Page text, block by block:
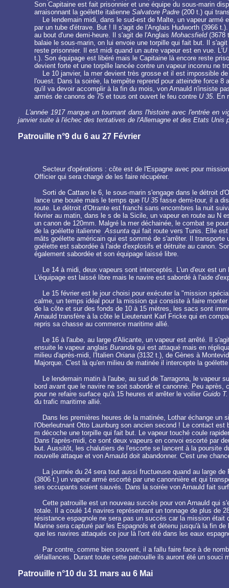
Son Capitaine est fait prisonnier et une équipe du sous-marin
arraisonnant la goélette italienne Salvatore Padre(200 t.) qui
Le lendemain midi, dans le sud-est de Malte, un vapeur
par un tube d'étrave. But ! Il s'agit de l'Anglais Hudworth (3966
au bout d'une demi-heure. Il s'agit de l'Anglais Mohacsfield(3678
balaie le sous-marin, on lui envoie une torpille qui fait but. Il
reste prisonnier. Il est midi quand un autre vapeur est en vue. L'U
t.). Son équipage est libéré mais le Capitaine là encore reste
devient forte et une torpille lancée contre un vapeur inconnu ne
Le 10 janvier, la mer devient très grosse et il est impossible
l'ouest. Dans la soirée, la tempête reprend pour atteindre force 8
qu'il va devoir accomplir à la fin du mois, von Arnauld n'insiste
armés de canons de 75 et tous ont ouvert le feu contre U 35. En
L'année 1917 marque un tournant dans l'histoire avec l'entrée en
janvier suite à l'échec des tentatives de l'Allemagne et des Etats Unis
Patrouille n°9 du 6 au 27 Février
Secteur d'opérations : côte est de l'Espagne avec pour
Officier qui sera chargé de les faire récupérer.
Sorti de Cattaro le 6, le sous-marin s'engage dans le détroit
lance une bouée mais le temps que l'U 35fasse demi-tour, il a
route. Le détroit d'Otrante est franchi sans encombres la nuit
février au matin, dans le s de la Sicile, un vapeur en route au N
un canon de 120mm. Malgré la mer déchainée, le combat se
de la goélette italienneAssuntaqui fait route vers Tunis. Elle est
mâts goélette américain qui est sommé de s'arrêter. Il
goélette est sabordée à l'aide d'explosifs et détruite au canon.
également sabordée et son équipage laissé libre.
Le 14 à midi, deux vapeurs sont interceptés. L'un d'eux est
L'équipage est laissé libre mais le navire est sabordé à l'aide
Le 15 février est le jour choisi pour exécuter la "mission
calme, un temps idéal pour la mission qui consiste à faire
de la côte et sur des fonds de 10 à 15 mètres, les sacs sont
Arnauld transfère à la côte le Lieutenant Karl Fricke qui en
repris sa chasse au commerce maritime allié.
Le 16 à l'aube, au large d'Alicante, un vapeur est arrêté. Il
ensuite le vapeur anglais Burandaqui est attaqué mais en
milieu d'après-midi, l'Italien Oriana(3132 t.), de Gènes à
Majorque. C'est là qu'en milieu de matinée il intercepte la
Le lendemain matin à l'aube, au sud de Tarragona, le vapeur
bord avant que le navire ne soit sabordé et canonné. Peu après,
pour ne refaire surface qu'à 15 heures et arrêter le voilier Guido T.
du trafic maritime allié.
Dans les premières heures de la matinée, Lothar échange
l'Oberleutnant Otto Launburg son ancien second ! Le contact
m décoche une torpille qui fait but. Le vapeur touché coule
Dans l'après-midi, ce sont deux vapeurs en convoi escorté par
but. Aussitôt, les chalutiers de l'escorte se lancent à la poursite
nouvelle attaque et von Arnauld doit abandonner. C'est une
La journée du 24 sera tout aussi fructueuse quand au large de
(3806 t.) un vapeur armé escorté par une canonnière et qui
ses occupants soient sauvés. Dans la soirée von Arnauld fait
Cette patrouille est un nouveau succès pour von Arnauld qui
totale. Il a coulé 14 navires représentant un tonnage de plus de
résistance espagnole ne sera pas un succès car la mission
Marine sera capturé par les Espagnols et détenu jusqu'à la fin
que les navires attaqués ce jour là l'ont été dans les eaux
Par contre, comme bien souvent, il a fallu faire face à de
défaillances. Durant toute cette patrouille ils auront été un souci
Patrouille n°10 du 31 mars au 6 Mai